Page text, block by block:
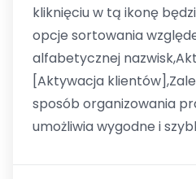
kliknięciu w tą ikonę
opcje sortowania
alfabetycznej
[Aktywacja
sposób organizowania
umożliwia wygodne i